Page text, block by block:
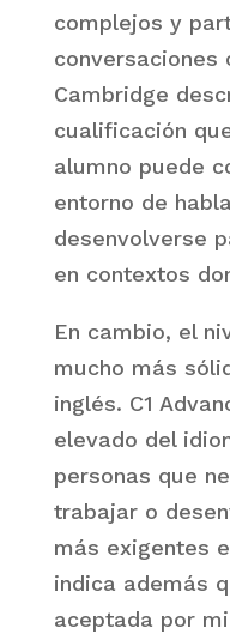
complejos y
conversaciones
Cambridge
cualificación
alumno puede
entorno de
desenvolverse
en contextos
En cambio, el
mucho más
inglés. C1
elevado del
personas que
trabajar o
más exigentes
indica además
aceptada por